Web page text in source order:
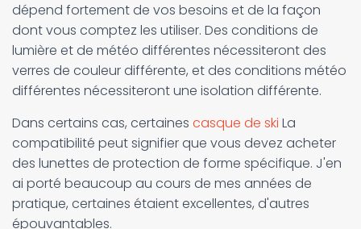
dépend fortement de vos besoins et de la façon
dont vous comptez les utiliser. Des conditions de
lumière et de météo différentes nécessiteront des
verres de couleur différente, et des conditions météo
différentes nécessiteront une isolation différente.
Dans certains cas, certaines casque de ski La
compatibilité peut signifier que vous devez acheter
des lunettes de protection de forme spécifique. J'en
ai porté beaucoup au cours de mes années de
pratique, certaines étaient excellentes, d'autres
épouvantables.